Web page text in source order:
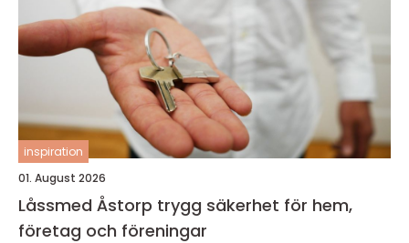
inspiration
01. August 2026
Låssmed Åstorp trygg säkerhet för hem,
företag och föreningar